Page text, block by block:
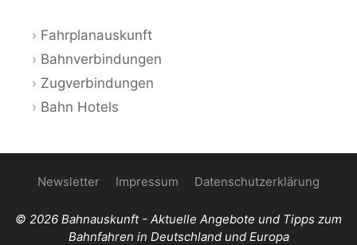
Fahrplanauskunft
Bahnverbindungen
Zugverbindungen
Bahn Hotels
Newsletter Impressum Datenschutzerklärung
© 2026 Bahnauskunft - Aktuelle Angebote und Tipps zum
Bahnfahren in Deutschland und Europa